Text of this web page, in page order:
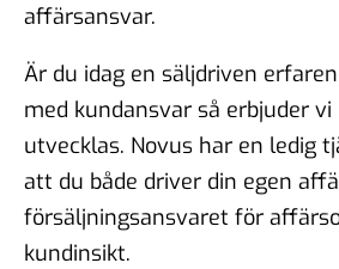
affärsansvar.
Är du idag en säljdriven
med kundansvar så erbjuder
utvecklas. Novus har en ledig
att du både driver din egen
försäljningsansvaret för
kundinsikt.